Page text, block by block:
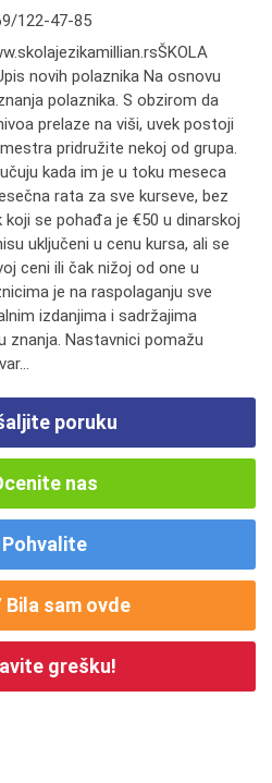
122-47-85
novih polaznika Na osnovu
polaznika. S obzirom da
prelaze na viši, uvek postoji
pridružite nekoj od grupa.
kada im je u toku meseca
rata za sve kurseve, bez
se pohađa je €50 u dinarskoj
uključeni u cenu kursa, ali se
ceni ili čak nižoj od one u
je na raspolaganju sve
izdanjima i sadržajima
znanja. Nastavnici pomažu
poruku
nas
Pohvalite
Bila sam ovde
grešku!